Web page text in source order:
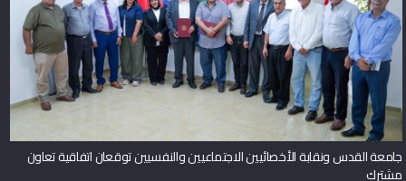
جامعة القدس ونقابة الأخصائيين الاجتماعيين والنفسيين توقعان اتفاقية تعاون
مشترك